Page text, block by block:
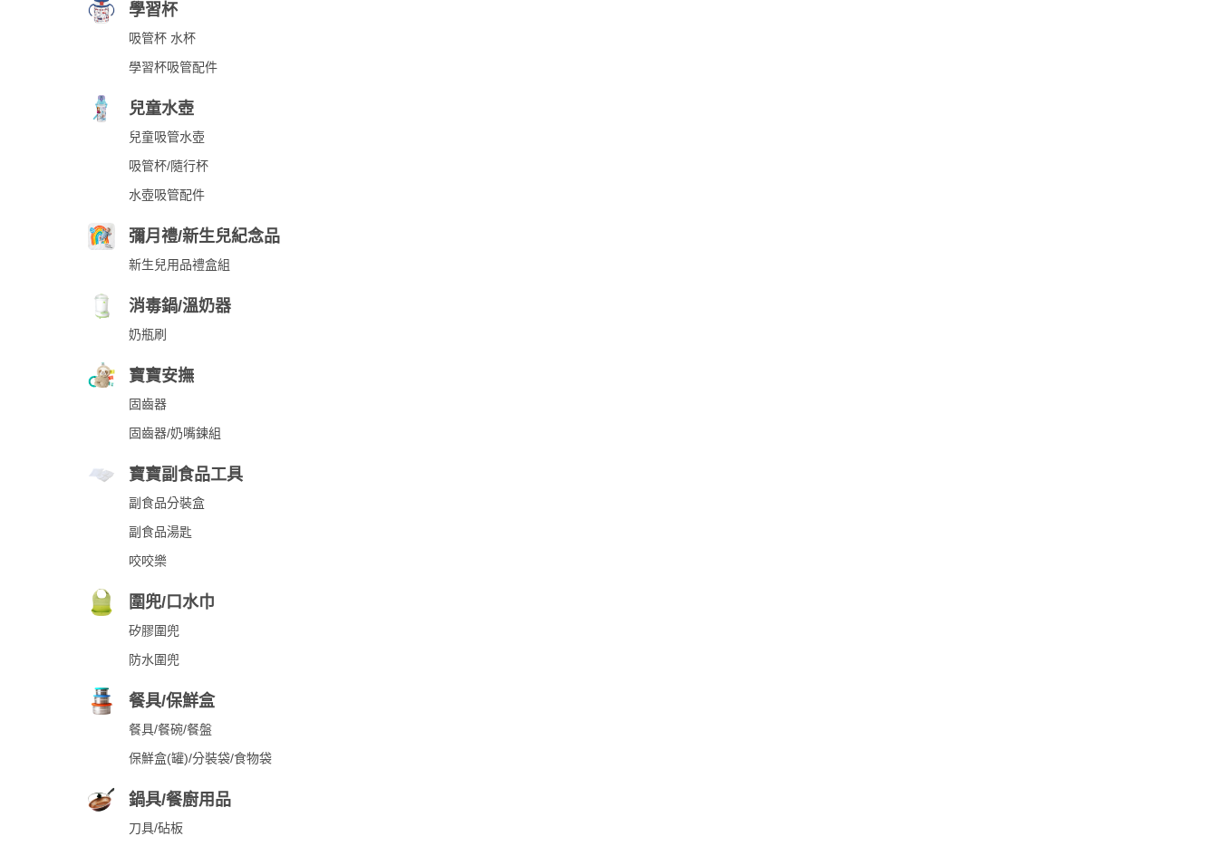
學習杯
吸管杯 水杯
學習杯吸管配件
兒童水壺
兒童吸管水壺
吸管杯/隨行杯
水壺吸管配件
彌月禮/新生兒紀念品
新生兒用品禮盒組
消毒鍋/溫奶器
奶瓶刷
寶寶安撫
固齒器
固齒器/奶嘴鍊組
寶寶副食品工具
副食品分裝盒
副食品湯匙
咬咬樂
圍兜/口水巾
矽膠圍兜
防水圍兜
餐具/保鮮盒
餐具/餐碗/餐盤
保鮮盒(罐)/分裝袋/食物袋
鍋具/餐廚用品
刀具/砧板